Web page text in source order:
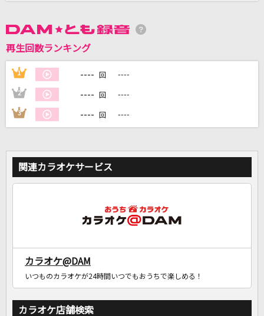
DAMに会員登録・ログインして
カラオケをもっと楽しもう！
再生回数ランキング
1 ---- 回 ----
2 ---- 回 ----
3 ---- 回 ----
関連カラオケサービス
カラオケ@DAM
いつものカラオケが24時間いつでもおうちで楽しめる！
カラオケ店舗検索